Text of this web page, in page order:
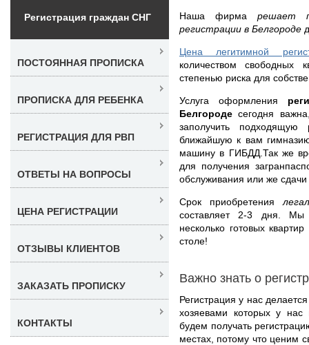
Наша фирма решает
регистрации в Белгороде
Цена легитимной
количеством свободных
степенью риска для
Услуга оформления
Белгородесегодня
заполучить подходящую
ближайшую к вам
машину в ГИБДД.Так же
для получения
обслуживания или же
Срок приобретения
составляет 2-3 дня. Мы
несколько готовых
столе!
Важно знать о
Регистрация у нас
хозяевами которых у
будем получать
местах, потому что ценим
Регистрация граждан СНГ
ПОСТОЯННАЯ ПРОПИСКА
ПРОПИСКА ДЛЯ РЕБЕНКА
РЕГИСТРАЦИЯ ДЛЯ РВП
ОТВЕТЫ НА ВОПРОСЫ
ЦЕНА РЕГИСТРАЦИИ
ОТЗЫВЫ КЛИЕНТОВ
ЗАКАЗАТЬ ПРОПИСКУ
КОНТАКТЫ